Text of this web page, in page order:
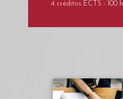
4 créditos ECTS - 100 h